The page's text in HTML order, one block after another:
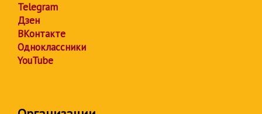
Telegram
Дзен
ВКонтакте
Одноклассники
YouTube